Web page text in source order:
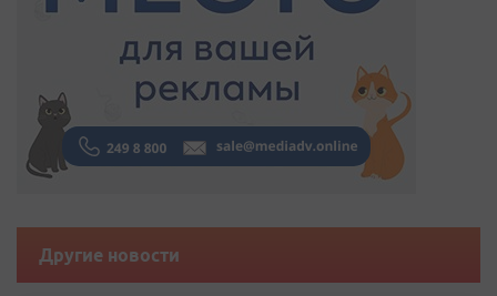
Другие новости